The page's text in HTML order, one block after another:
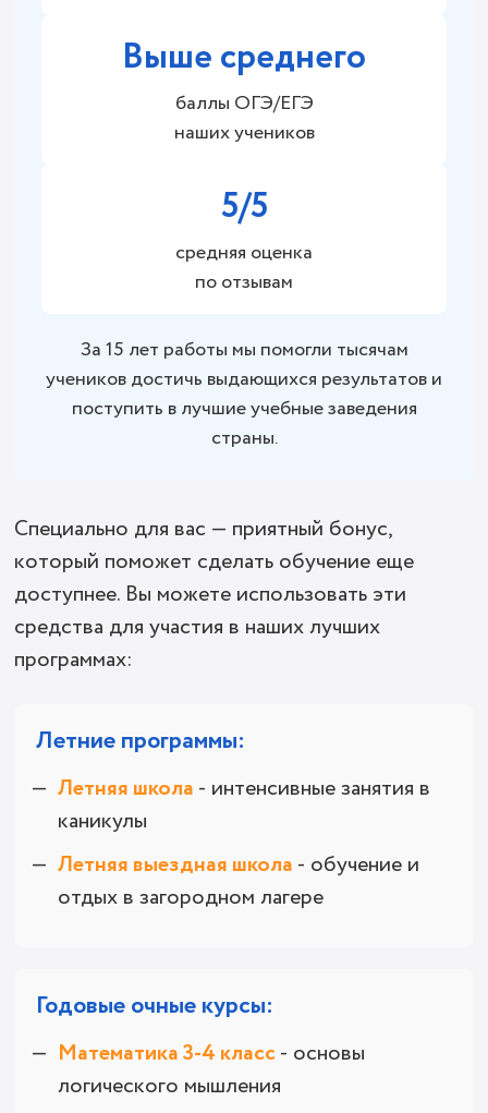
Выше среднего
баллы ОГЭ/ЕГЭ
наших учеников
5/5
средняя оценка
по отзывам
За 15 лет работы мы помогли тысячам
учеников достичь выдающихся результатов и
поступить в лучшие учебные заведения
страны.
Специально для вас — приятный бонус,
который поможет сделать обучение еще
доступнее. Вы можете использовать эти
средства для участия в наших лучших
программах:
Летние программы:
Летняя школа - интенсивные занятия в
каникулы
Летняя выездная школа - обучение и
отдых в загородном лагере
Годовые очные курсы:
Математика 3-4 класс- основы
логического мышления